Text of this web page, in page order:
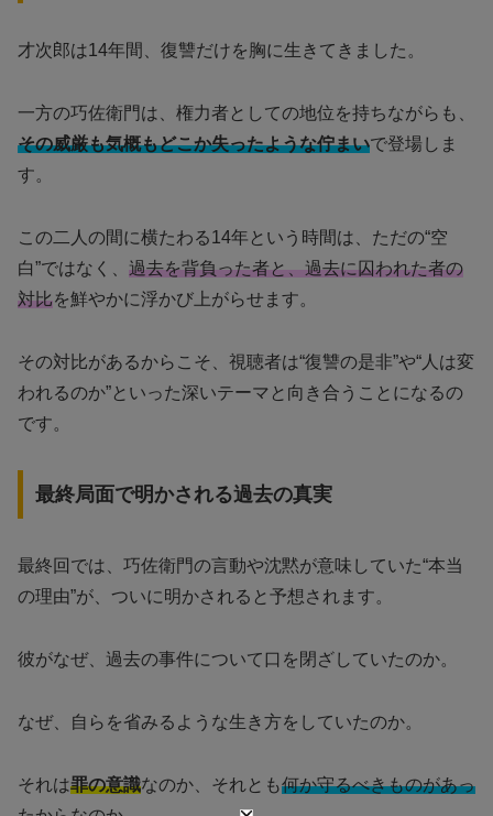
才次郎は14年間、復讐だけを胸に生きてきました。
一方の巧佐衛門は、権力者としての地位を持ちながらも、
その威厳も気概もどこか失ったような佇まいで登場しま
す。
この二人の間に横たわる14年という時間は、ただの“空
白”ではなく、 過去を背負った者と、過去に囚われた者の
対比を鮮やかに浮かび上がらせます。
その対比があるからこそ、視聴者は“復讐の是非”や“人は変
われるのか”といった深いテーマと向き合うことになるの
です。
最終局面で明かされる過去の真実
最終回では、巧佐衛門の言動や沈黙が意味していた“本当
の理由”が、ついに明かされると予想されます。
彼がなぜ、過去の事件について口を閉ざしていたのか。
なぜ、自らを省みるような生き方をしていたのか。
それは罪の意識なのか、それとも何か守るべきものがあっ